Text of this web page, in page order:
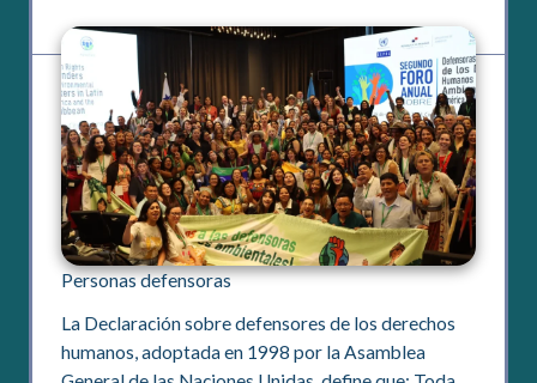
Personas defensoras
La Declaración sobre defensores de los derechos
humanos, adoptada en 1998 por la Asamblea